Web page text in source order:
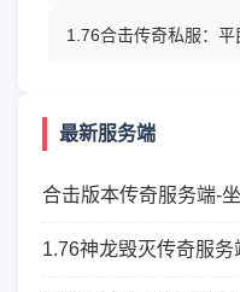
1.76合击传奇私服：
最新服务端
合击版本传奇服务端-
1.76神龙毁灭传奇服务